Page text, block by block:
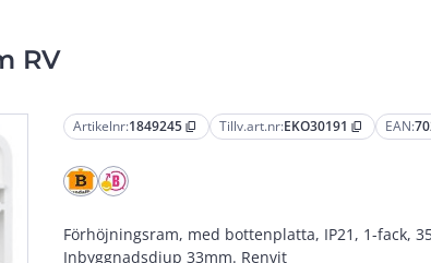
RV
Artikelnr:1849245 content_copy Tillv.art.nr:EKO30191 content_copy EAN:
Förhöjningsram, med bottenplatta, IP21, 1-fack,
Inbyggnadsdjup 33mm. Renvit